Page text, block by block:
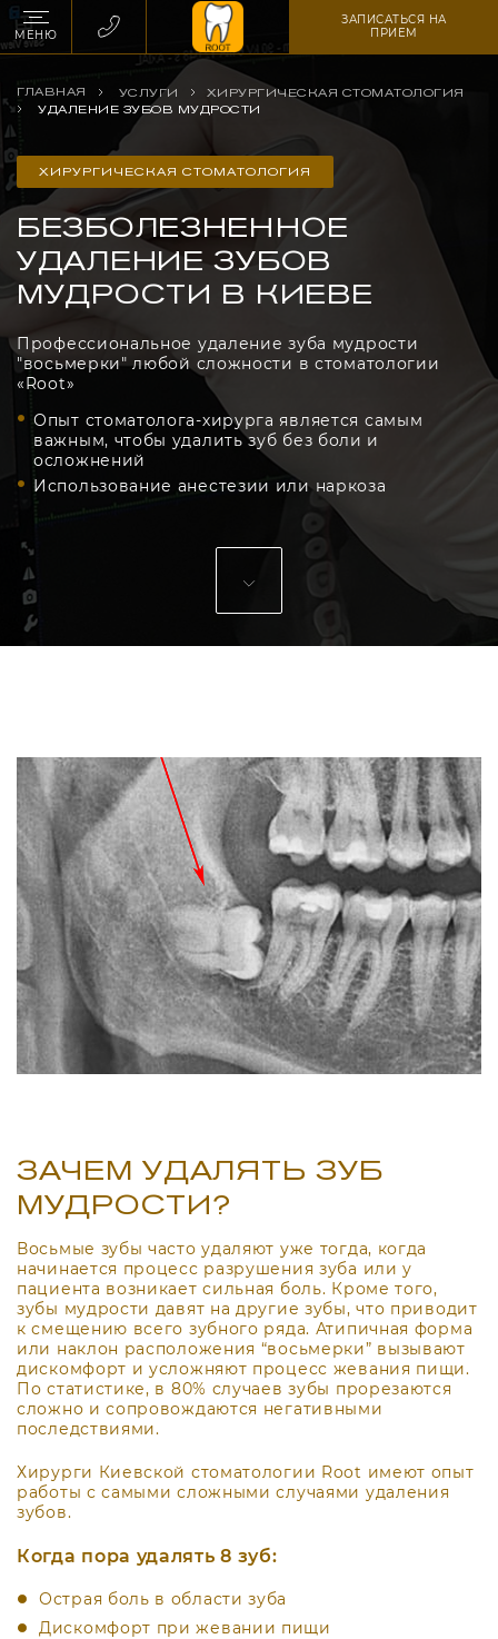
МЕНЮ
ЗАПИСАТЬСЯ НА
ПРИЕМ
ГЛАВНАЯ УСЛУГИ
ХИРУРГИЧЕСКАЯ СТОМАТОЛОГИЯ
УДАЛЕНИЕ ЗУБОВ МУДРОСТИ
ХИРУРГИЧЕСКАЯ СТОМАТОЛОГИЯ
БЕЗБОЛЕЗНЕННОЕ
УДАЛЕНИЕ ЗУБОВ
МУДРОСТИ В КИЕВЕ
Профессиональное удаление зуба мудрости
"восьмерки" любой сложности в стоматологии
«Root»
Опыт стоматолога-хирурга является самым
важным, чтобы удалить зуб без боли и
осложнений
Использование анестезии или наркоза
ЗАЧЕМ УДАЛЯТЬ ЗУБ
МУДРОСТИ?
Восьмые зубы часто удаляют уже тогда, когда
начинается процесс разрушения зуба или у
пациента возникает сильная боль. Кроме того,
зубы мудрости давят на другие зубы, что приводит
к смещению всего зубного ряда. Атипичная форма
или наклон расположения “восьмерки” вызывают
дискомфорт и усложняют процесс жевания пищи.
По статистике, в 80% случаев зубы прорезаются
сложно и сопровождаются негативными
последствиями.
Хирурги Киевской стоматологии Root имеют опыт
работы с самыми сложными случаями удаления
зубов.
Когда пора удалять 8 зуб:
Острая боль в области зуба
Дискомфорт при жевании пищи